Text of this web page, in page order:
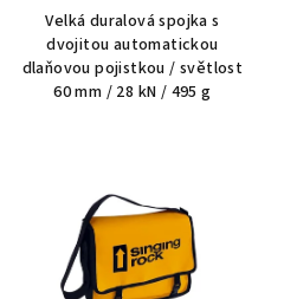
Velká duralová spojka s
dvojitou automatickou
dlaňovou pojistkou / světlost
60 mm / 28 kN / 495 g